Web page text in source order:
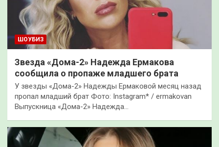
ШОУБИЗ
Звезда «Дома-2» Надежда Ермакова
сообщила о пропаже младшего брата
У звезды «Дома-2» Надежды Ермаковой месяц назад
пропал младший брат Фото: Instagram* / ermakovan
Выпускница «Дома-2» Надежда…